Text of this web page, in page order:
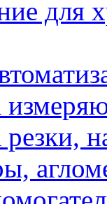
для